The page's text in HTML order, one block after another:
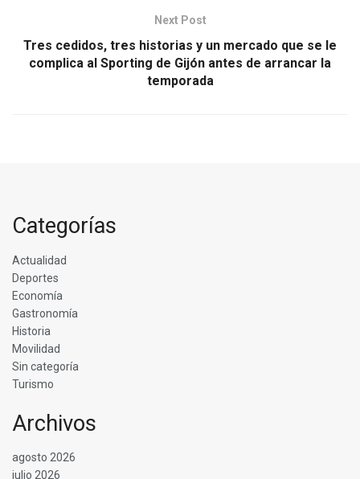
Next Post
Tres cedidos, tres historias y un mercado que se le
complica al Sporting de Gijón antes de arrancar la
temporada
Categorías
Actualidad
Deportes
Economía
Gastronomía
Historia
Movilidad
Sin categoría
Turismo
Archivos
agosto 2026
julio 2026